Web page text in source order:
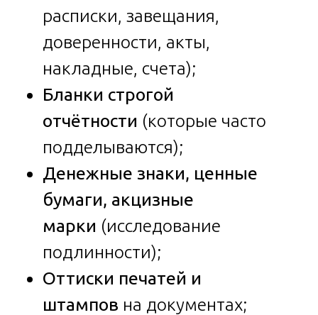
расписки, завещания,
доверенности, акты,
накладные, счета);
Бланки строгой
отчётности (которые часто
подделываются);
Денежные знаки, ценные
бумаги, акцизные
марки (исследование
подлинности);
Оттиски печатей и
штампов на документах;